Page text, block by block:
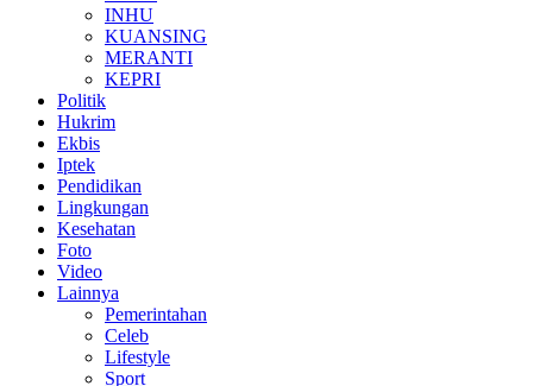
INHU
KUANSING
MERANTI
KEPRI
Politik
Hukrim
Ekbis
Iptek
Pendidikan
Lingkungan
Kesehatan
Foto
Video
Lainnya
Pemerintahan
Celeb
Lifestyle
Sport